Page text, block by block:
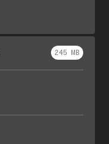
245 MB